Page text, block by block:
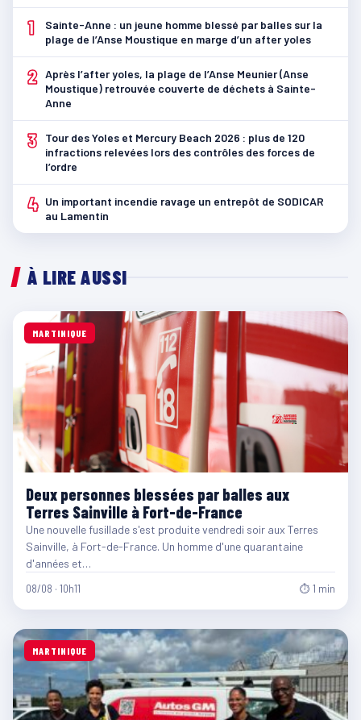
1
Sainte-Anne : un jeune homme blessé par balles sur la
plage de l’Anse Moustique en marge d’un after yoles
2 Après l’after yoles, la plage de l’Anse Meunier (Anse
Moustique) retrouvée couverte de déchets à Sainte-
Anne
3
Tour des Yoles et Mercury Beach 2026 : plus de 120
infractions relevées lors des contrôles des forces de
l’ordre
4 Un important incendie ravage un entrepôt de SODICAR
au Lamentin
À LIRE AUSSI
MARTINIQUE
Deux personnes blessées par balles aux
Terres Sainville à Fort-de-France
Une nouvelle fusillade s'est produite vendredi soir aux Terres
Sainville, à Fort-de-France. Un homme d'une quarantaine
d'années et…
08/08 · 10h11 ⏱ 1 min
MARTINIQUE